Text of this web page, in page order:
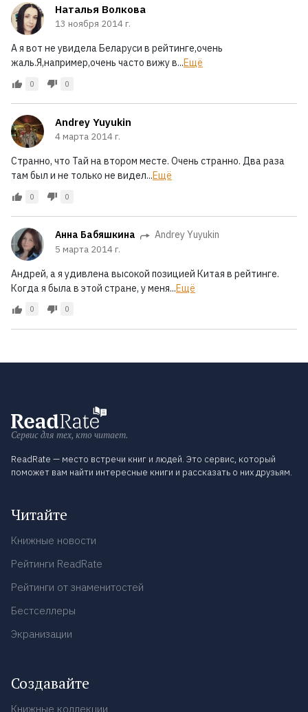
Наталья Волкова
13 ноября 2014 г.
А я вот не увидела Беларуси в рейтинге,очень
жаль.Я,например,очень часто вижу в...Ещё
0 0
Andrey Yuyukin
4 марта 2014 г.
Странно, что Тай на втором месте. Очень странно. Два раза
там был и не только не видел...Ещё
0 0
Анна Бабяшкина Andrey Yuyukin
5 марта 2014 г.
Андрей, а я удивлена высокой позицией Китая в рейтинге.
Когда я была в этой стране, у меня...Ещё
0 0
Сервис для тех, кто читает.
ReadRate — место встречи книг и людей. Это сервис, который
поможет вам найти интересные книги и рассказать о них друзьям.
Читайте
Книжные новости
Рейтинги ReadRate
Рейтинги от знаменитостей
Бестселлеры
Экранизации
Создавайте
Книжные коллекции